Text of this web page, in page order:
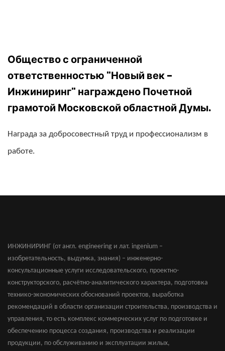
Общество с ограниченной
ответственностью "Новый век -
Инжиниринг" награждено Почетной
грамотой Московской областной Думы.
Награда за добросовестный труд и профессионализм в
работе.
ИНЖИНИРИНГ (от англ. engineering и лат. ingenium –
изобретательность, выдумка, знания) – инженерно-
консультационные услуги исследовательского, проектно-
конструкторского, расчётно-аналитического характера, подготовка
технико-экономических обоснований проектов, выработка
рекомендаций в области организации строительства, производства и
управления, то есть комплекс коммерческих услуг по подготовке и
обеспечению процесса создания, производства и реализации
продукции, по обслуживанию и эксплуатации жилых,